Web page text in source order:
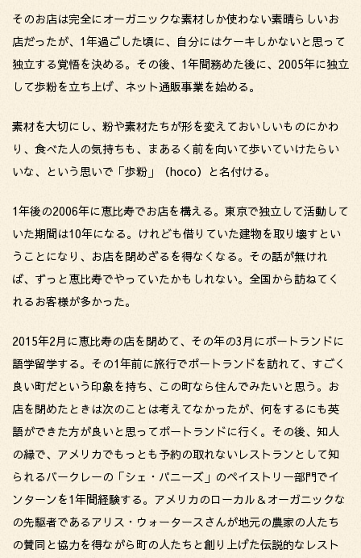
そのお店は完全にオーガニックな素材しか使わない素晴らしいお
店だったが、1年過ごした頃に、自分にはケーキしかないと思って
独立する覚悟を決める。その後、1年間務めた後に、2005年に独立
して歩粉を立ち上げ、ネット通販事業を始める。
素材を大切にし、粉や素材たちが形を変えておいしいものにかわ
り、食べた人の気持ちも、まあるく前を向いて歩いていけたらい
いな、という思いで「歩粉」（hoco）と名付ける。
1年後の2006年に恵比寿でお店を構える。東京で独立して活動して
いた期間は10年になる。けれども借りていた建物を取り壊すとい
うことになり、お店を閉めざるを得なくなる。その話が無けれ
ば、ずっと恵比寿でやっていたかもしれない。全国から訪ねてく
れるお客様が多かった。
2015年2月に恵比寿の店を閉めて、その年の3月にポートランドに
語学留学する。その1年前に旅行でポートランドを訪れて、すごく
良い町だという印象を持ち、この町なら住んでみたいと思う。お
店を閉めたときは次のことは考えてなかったが、何をするにも英
語ができた方が良いと思ってポートランドに行く。その後、知人
の縁で、アメリカでもっとも予約の取れないレストランとして知
られるバークレーの「シェ・パニーズ」のペイストリー部門でイ
ンターンを1年間経験する。アメリカのローカル＆オーガニックな
の先駆者であるアリス・ウォータースさんが地元の農家の人たち
の賛同と協力を得ながら町の人たちと創り上げた伝説的なレスト